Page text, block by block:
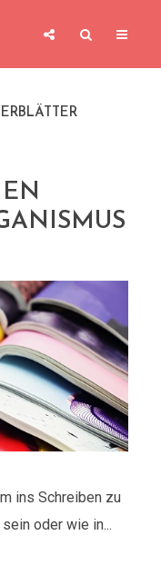
ins Schreiben zu
oder wie in...